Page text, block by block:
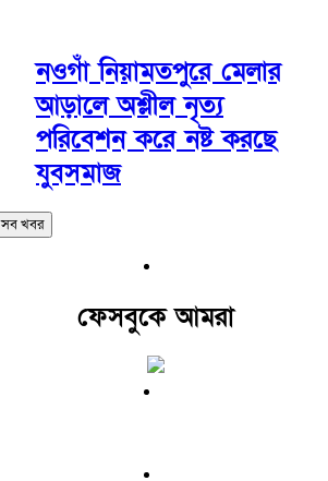
নওগাঁ নিয়ামতপুরে মেলার
আড়ালে অশ্লীল নৃত্য
পরিবেশন করে নষ্ট করছে
যুবসমাজ
সব খবর
ফেসবুকে আমরা